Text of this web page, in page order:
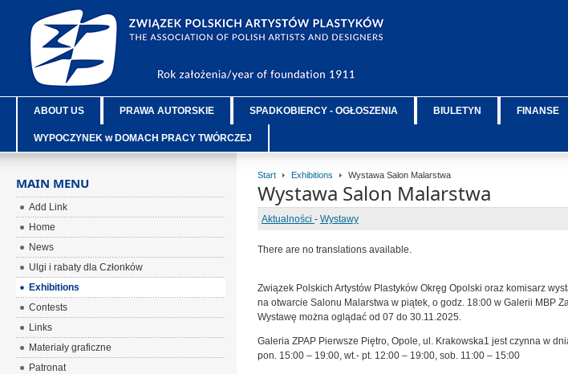
ABOUT US PRAWA AUTORSKIE SPADKOBIERCY - OGŁOSZENIA BIULETYN FINANSE
WYPOCZYNEK w DOMACH PRACY TWÓRCZEJ
Start Exhibitions Wystawa Salon Malarstwa
Wystawa Salon Malarstwa
Aktualności - Wystawy
There are no translations available.
Związek Polskich Artystów Plastyków Okręg Opolski oraz komisarz
na otwarcie Salonu Malarstwa w piątek, o godz. 18:00 w Galerii MBP
Wystawę można oglądać od 07 do 30.11.2025.
Galeria ZPAP Pierwsze Piętro, Opole, ul. Krakowska1 jest czynna w
pon. 15:00 – 19:00, wt.- pt. 12:00 – 19:00, sob. 11:00 – 15:00
MAIN MENU
Add Link
Home
News
Ulgi i rabaty dla Członków
Exhibitions
Contests
Links
Materiały graficzne
Patronat